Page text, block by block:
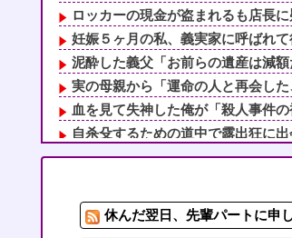
ロッカーの現金が盗まれるも店長
妊娠５ヶ月の私、義実家に呼ばれ
泥酔した義父「お前らの遺産は減
実の母親から「運命の人と再会し
血を見て失神した俺が「殺人事件
自杀殳するための道中で露出狂に
NTTから見に覚えのない請求書が
朝起きたら嫁がいない。出掛けた
呼ばれて義兄家に行くといつも何
休んだ翌日、先輩パートに申